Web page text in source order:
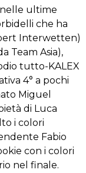
nelle ultime
che ha
Interwetten)
Team Asia),
tutto-KALEX
4° a pochi
Miguel
di Luca
i colori
Fabio
con i colori
nel finale.